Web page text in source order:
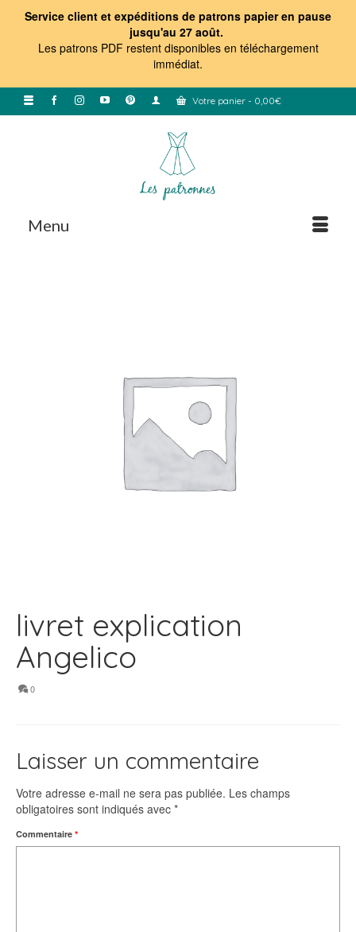
Service client et expéditions de patrons papier en pause
jusqu'au 27 août.
Les patrons PDF restent disponibles en téléchargement
immédiat.
Votre panier - 0,00€
Menu
livret explication
Angelico
0
Laisser un commentaire
Votre adresse e-mail ne sera pas publiée. Les champs
obligatoires sont indiqués avec *
Commentaire *